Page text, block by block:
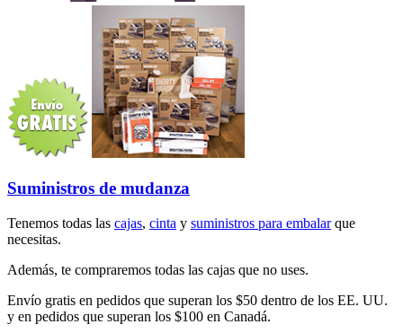
Suministros de mudanza
Tenemos todas las cajas, cinta y suministros para embalarque
necesitas.
Además, te compraremos todas las cajas que no uses.
Envío gratis en pedidos que superan los $50 dentro de los EE. UU.
y en pedidos que superan los $100 en Canadá.